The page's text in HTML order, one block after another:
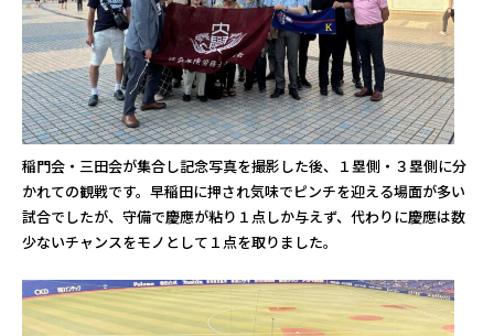
稲門会・三田会が集合し記念写真を撮影した後、１塁側・３塁側に分
かれての観戦です。早稲田に押され気味でピンチを迎える場面が多い
試合でしたが、守備で慶應が粘り１点しか与えず、代わりに慶應は数
少ないチャンスをモノとして１点を取りました。